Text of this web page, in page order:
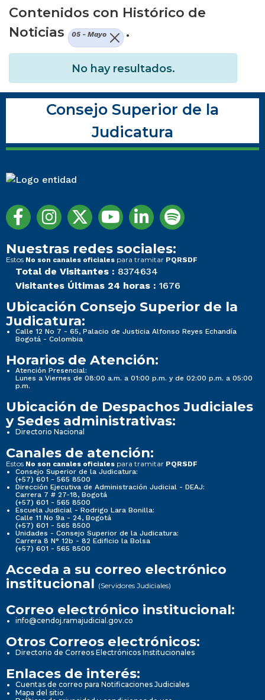
Contenidos con Histórico de
Noticias
05 - Mayo .
No hay resultados.
Consejo Superior de la
Judicatura
Nuestras redes sociales:
Estos No son canales oficiales para tramitar PQRSDF
Total de Visitantes : 8374634
Visitantes Últimas 24 horas : 1676
Ubicación Consejo Superior de la
Judicatura:
Calle 12 No 7 - 65, Palacio de Justicia Alfonso Reyes Echandía
Bogotá - Colombia
Horarios de Atención:
Atención Presencial:
Lunes a Viernes de 08:00 a.m. a 01:00 p.m. y de 02:00 p.m. a 05:00
p.m.
Ubicación de Despachos Judiciales
y Sedes administrativas:
Directorio Nacional
Canales de atención:
Estos No son canales oficiales para tramitar PQRSDF
Consejo Superior de la Judicatura:
(+57) 601 - 565 8500
Dirección Ejecutiva de Administración Judicial - DEAJ:
Carrera 7 # 27-18, Bogotá
(+57) 601 - 565 8500
Escuela Judicial - Rodrigo Lara Bonilla:
Calle 11 No 9a - 24, Bogotá
(+57) 601 - 565 8500
Unidades - Consejo Superior de la Judicatura:
Carrera 8 N° 12b - 82 Edificio la Bolsa
(+57) 601 - 565 8500
Acceda a su correo electrónico
institucional (Servidores Judiciales)
Correo electrónico institucional:
info@cendoj.ramajudicial.gov.co
Otros Correos electrónicos:
Directorio de Correos Electrónicos Institucionales
Enlaces de interés:
Cuentas de correo para Notificaciones Judiciales
Mapa del sitio